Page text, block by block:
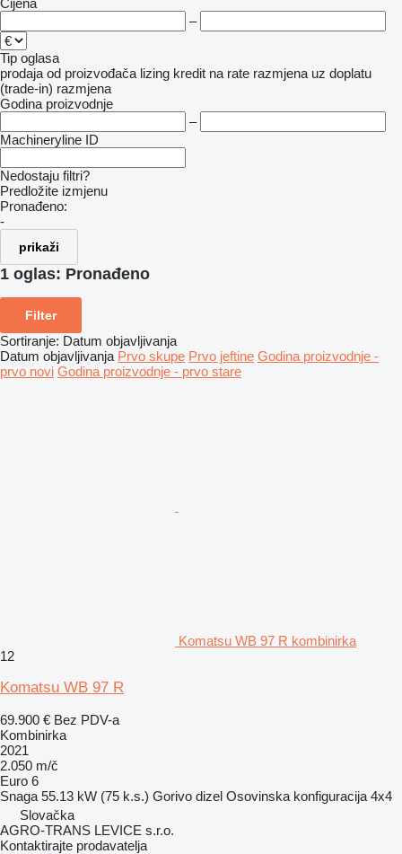
Cijena
–
Tip oglasa
prodaja od proizvođača lizing kredit na rate razmjena uz doplatu
(trade-in) razmjena
Godina proizvodnje
–
Machineryline ID
Nedostaju filtri?
Predložite izmjenu
Pronađeno:
-
prikaži
1 oglas: Pronađeno
Filter
Sortiranje: Datum objavljivanja
Datum objavljivanja Prvo skupe Prvo jeftine Godina proizvodnje -
prvo novi Godina proizvodnje - prvo stare
Komatsu WB 97 R kombinirka
12
Komatsu WB 97 R
69.900 € Bez PDV-a
Kombinirka
2021
2.050 m/č
Euro 6
Snaga 55.13 kW (75 k.s.) Gorivo dizel Osovinska konfiguracija 4x4
Slovačka
AGRO-TRANS LEVICE s.r.o.
Kontaktirajte prodavatelja